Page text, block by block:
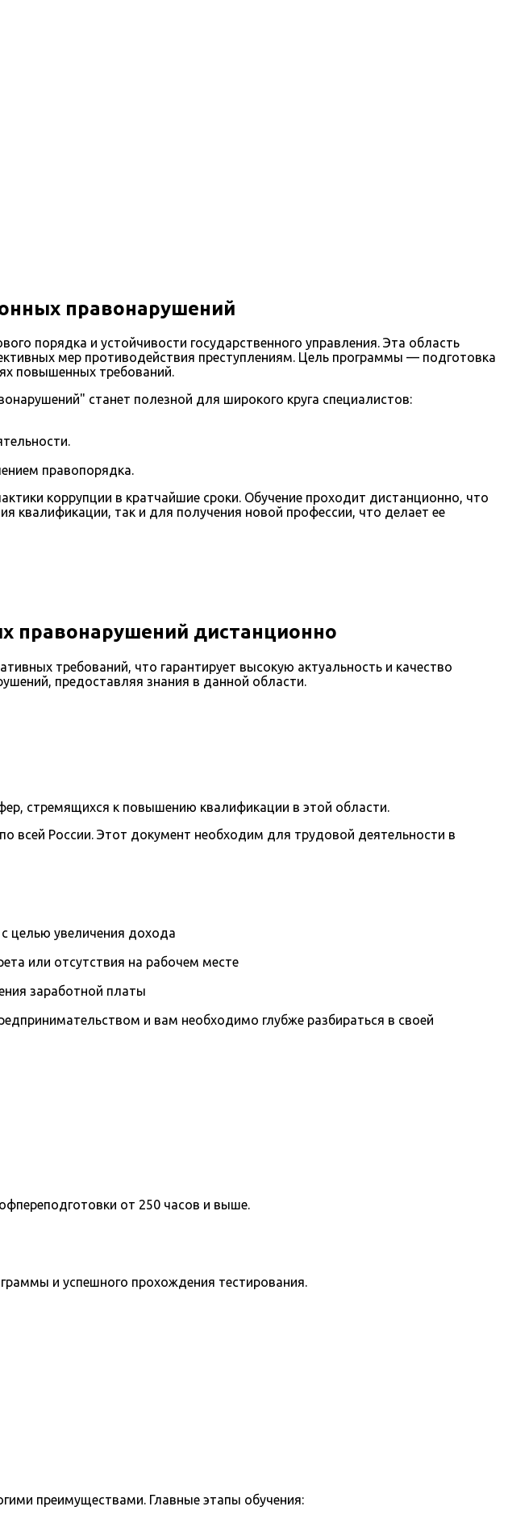
правонарушений
порядка и устойчивости государственного управления. Эта область
мер противодействия преступлениям. Цель программы — подготовка
повышенных требований.
станет полезной для широкого круга специалистов:
правопорядка.
коррупции в кратчайшие сроки. Обучение проходит дистанционно, что
квалификации, так и для получения новой профессии, что делает ее
правонарушений дистанционно
требований, что гарантирует высокую актуальность и качество
предоставляя знания в данной области.
стремящихся к повышению квалификации в этой области.
всей России. Этот документ необходим для трудовой деятельности в
целью увеличения дохода
или отсутствия на рабочем месте
заработной платы
и вам необходимо глубже разбираться в своей
от 250 часов и выше.
и успешного прохождения тестирования.
преимуществами. Главные этапы обучения: